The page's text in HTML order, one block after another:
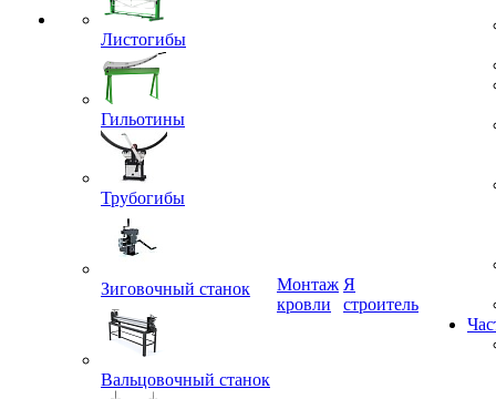
Листогибы
Гильотины
Трубогибы
Зиговочный станок
Вальцовочный станок
кровли
строитель